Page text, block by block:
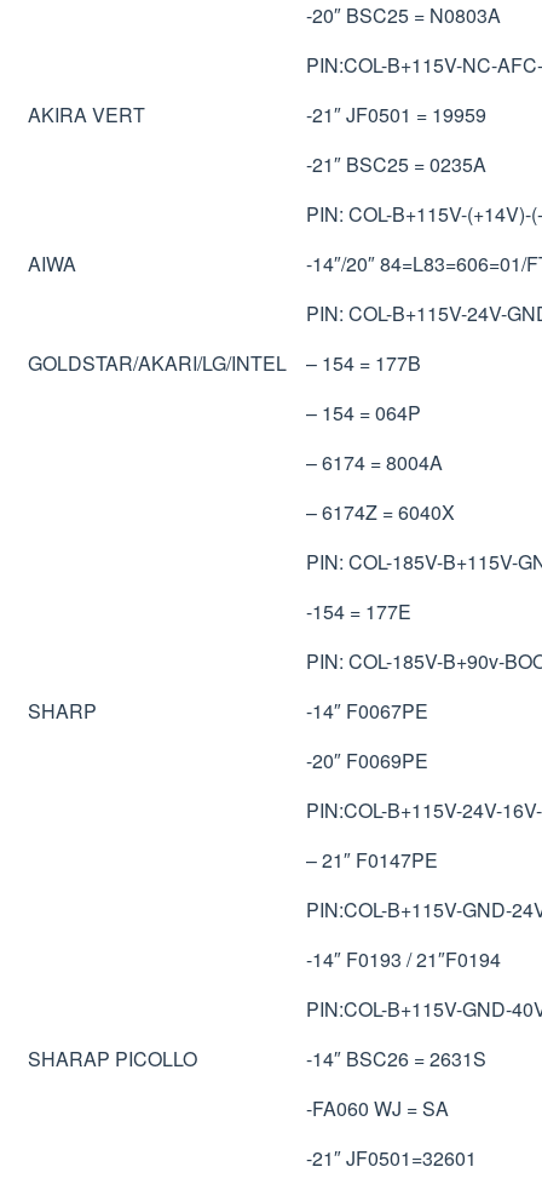
-20″ BSC25 = N0803A
PIN:COL-B+115V-NC-
AKIRA VERT
-21″ JF0501 = 19959
-21″ BSC25 = 0235A
PIN: COL-B+115V-
AIWA
-14″/20″ 84=L83=606=01/
PIN: COL-B+115V-24V-
GOLDSTAR/AKARI/LG/INTEL
– 154 = 177B
– 154 = 064P
– 6174 = 8004A
– 6174Z = 6040X
PIN: COL-185V-B+115V-
-154 = 177E
PIN: COL-185V-B+90v-
SHARP
-14″ F0067PE
-20″ F0069PE
PIN:COL-B+115V-24V-
– 21″ F0147PE
PIN:COL-B+115V-GND-
-14″ F0193 / 21″F0194
PIN:COL-B+115V-GND-
SHARAP PICOLLO
-14″ BSC26 = 2631S
-FA060 WJ = SA
-21″ JF0501=32601